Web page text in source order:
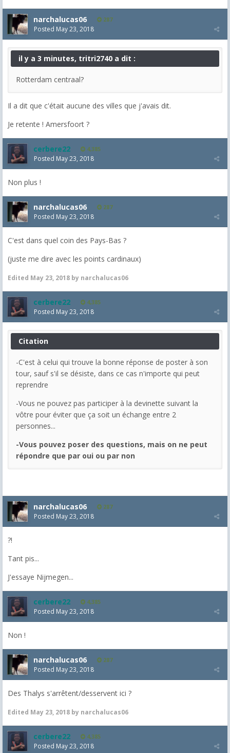
narchalucas06 287
Posted May 23, 2018
il y a 3 minutes, tritri2740 a dit :
Rotterdam centraal?
Il a dit que c'était aucune des villes que j'avais dit.
Je retente ! Amersfoort ?
cerbere22 4,385
Posted May 23, 2018
Non plus !
narchalucas06 287
Posted May 23, 2018
C'est dans quel coin des Pays-Bas ?
(juste me dire avec les points cardinaux)
Edited May 23, 2018 by narchalucas06
cerbere22 4,385
Posted May 23, 2018
Citation
-C'est à celui qui trouve la bonne réponse de poster à son
tour, sauf s'il se désiste, dans ce cas n'importe qui peut
reprendre
-Vous ne pouvez pas participer à la devinette suivant la
vôtre pour éviter que ça soit un échange entre 2
personnes...
-Vous pouvez poser des questions, mais on ne peut
répondre que par oui ou par non
narchalucas06 287
Posted May 23, 2018
?!
Tant pis...
J'essaye Nijmegen...
cerbere22 4,385
Posted May 23, 2018
Non !
narchalucas06 287
Posted May 23, 2018
Des Thalys s'arrêtent/desservent ici ?
Edited May 23, 2018 by narchalucas06
cerbere22 4,385
Posted May 23, 2018